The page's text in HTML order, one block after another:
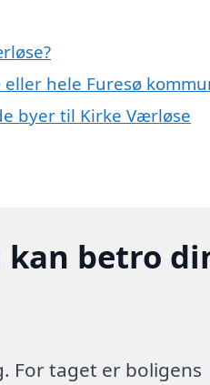
hele Furesø
byer til Kirke Værløse
betro
For taget er boligens